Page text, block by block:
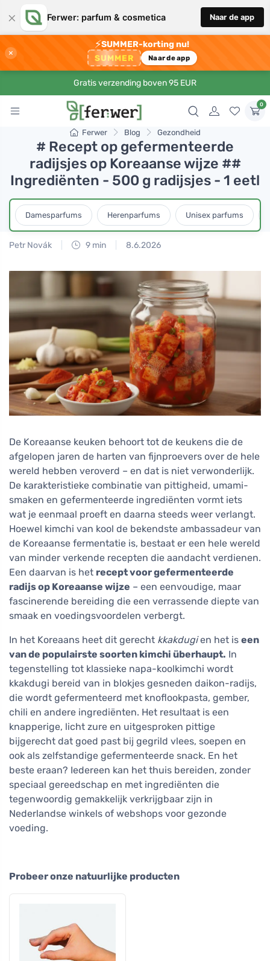
× Ferwer: parfum & cosmetica Naar de app
×
⚡SUMMER-korting nu!
SUMMER Naar de app
Gratis verzending boven 95 EUR
0
Ferwer Blog Gezondheid
# Recept op gefermenteerde
radijsjes op Koreaanse wijze ##
Ingrediënten - 500 g radijsjes - 1 eetl
Damesparfums Herenparfums Unisex parfums
Petr Novák 9 min 8.6.2026
De Koreaanse keuken behoort tot de keukens die de
afgelopen jaren de harten van fijnproevers over de hele
wereld hebben veroverd – en dat is niet verwonderlijk.
De karakteristieke combinatie van pittigheid, umami-
smaken en gefermenteerde ingrediënten vormt iets
wat je eenmaal proeft en daarna steeds weer verlangt.
Hoewel kimchi van kool de bekendste ambassadeur van
de Koreaanse fermentatie is, bestaat er een hele wereld
van minder verkende recepten die aandacht verdienen.
Een daarvan is het recept voor gefermenteerde
radijs op Koreaanse wijze – een eenvoudige, maar
fascinerende bereiding die een verrassende diepte van
smaak en voedingsvoordelen verbergt.
In het Koreaans heet dit gerecht kkakdugien het is een
van de populairste soorten kimchi überhaupt. In
tegenstelling tot klassieke napa-koolkimchi wordt
kkakdugi bereid van in blokjes gesneden daikon-radijs,
die wordt gefermenteerd met knoflookpasta, gember,
chili en andere ingrediënten. Het resultaat is een
knapperige, licht zure en uitgesproken pittige
bijgerecht dat goed past bij gegrild vlees, soepen en
ook als zelfstandige gefermenteerde snack. En het
beste eraan? Iedereen kan het thuis bereiden, zonder
speciaal gereedschap en met ingrediënten die
tegenwoordig gemakkelijk verkrijgbaar zijn in
Nederlandse winkels of webshops voor gezonde
voeding.
Probeer onze natuurlijke producten